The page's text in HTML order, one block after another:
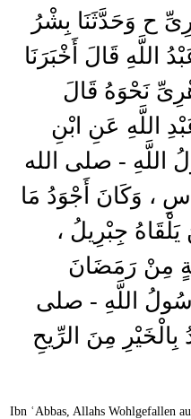
ح وَحَدَّثَنَا بِشْرُ
اللَّهِ قَالَ أَخْبَرَنَا
نَحْوَهُ قَالَ
اللَّهِ عَنِ ابْنِ
- صلى الله
، وَكَانَ أَجْوَدُ مَا
جِبْرِيلُ ،
مِنْ رَمَضَانَ
اللَّهِ - صلى
بِالْخَيْرِ مِنَ الرِّيحِ
Ibn ʿAbbas, Allahs Wohlgefallen